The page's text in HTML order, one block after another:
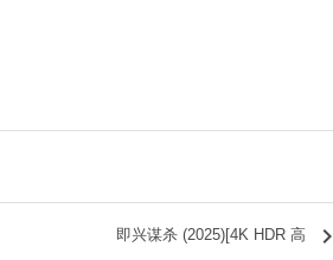
即兴谋杀 (2025)[4K HDR 高 keyboard_arrow_right